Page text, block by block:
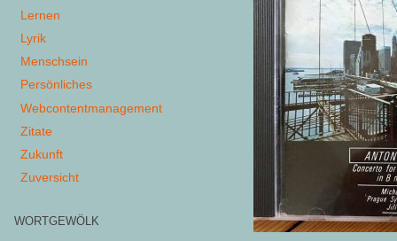
Lernen
Lyrik
Menschsein
Persönliches
Webcontentmanagement
Zitate
Zukunft
Zuversicht
WORTGEWÖLK